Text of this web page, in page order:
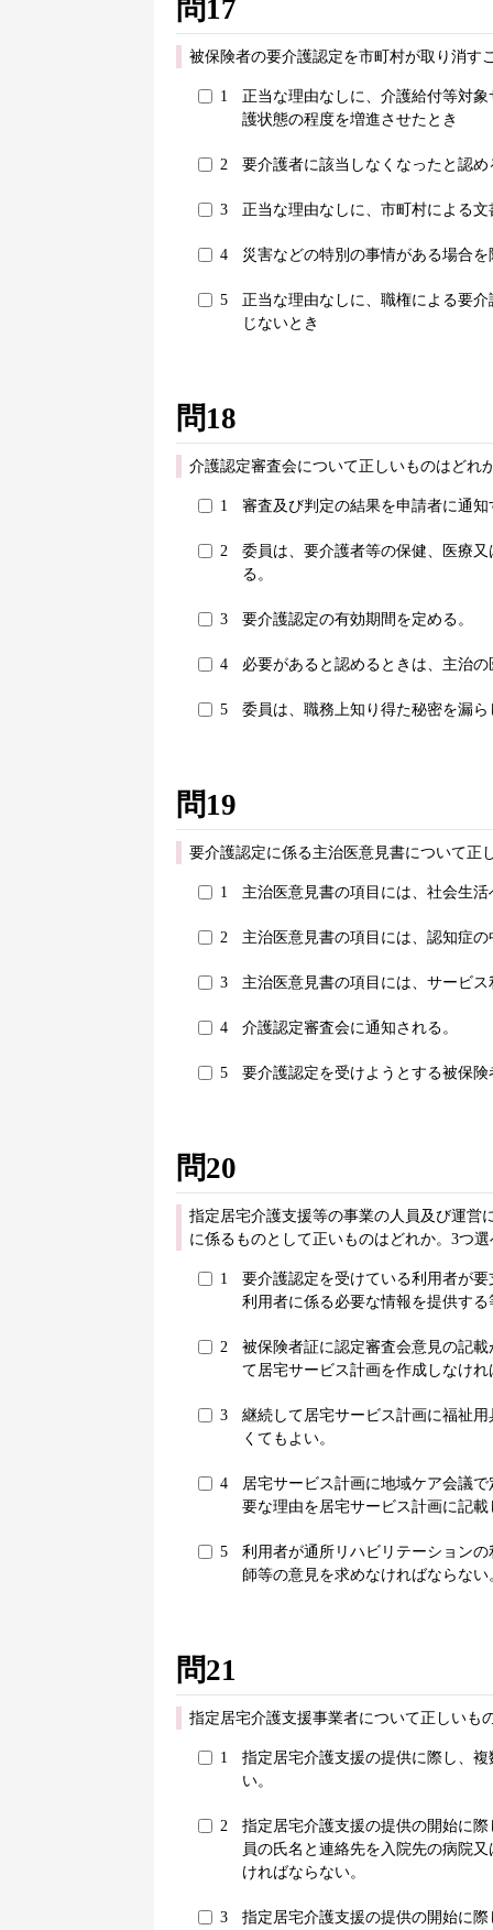
問17
被保険者の要介護認定を市町村が取り消す
1
正当な理由なしに、介護給付等対
護状態の程度を増進させたとき
2 要介護者に該当しなくなったと認め
3 正当な理由なしに、市町村による
4 災害などの特別の事情がある場合
5
正当な理由なしに、職権による要
じないとき
問18
介護認定審査会について正しいものはどれ
1 審査及び判定の結果を申請者に通知
2
委員は、要介護者等の保健、医療
る。
3 要介護認定の有効期間を定める。
4 必要があると認めるときは、主治
5 委員は、職務上知り得た秘密を漏
問19
要介護認定に係る主治医意見書について正
1 主治医意見書の項目には、社会生
2 主治医意見書の項目には、認知症
3 主治医意見書の項目には、サービ
4 介護認定審査会に通知される。
5 要介護認定を受けようとする被保
問20
指定居宅介護支援等の事業の人員及び運営
に係るものとして正いものはどれか。3つ選
1
要介護認定を受けている利用者が
利用者に係る必要な情報を提供す
2
被保険者証に認定審査会意見の記
て居宅サービス計画を作成しなけ
3
継続して居宅サービス計画に福祉
くてもよい。
4
居宅サービス計画に地域ケア会議
要な理由を居宅サービス計画に記
5
利用者が通所リハビリテーション
師等の意見を求めなければならない
問21
指定居宅介護支援事業者について正しいも
1
指定居宅介護支援の提供に際し、
い。
2
指定居宅介護支援の提供の開始に
員の氏名と連絡先を入院先の病院
ければならない。
3
指定居宅介護支援の提供の開始に